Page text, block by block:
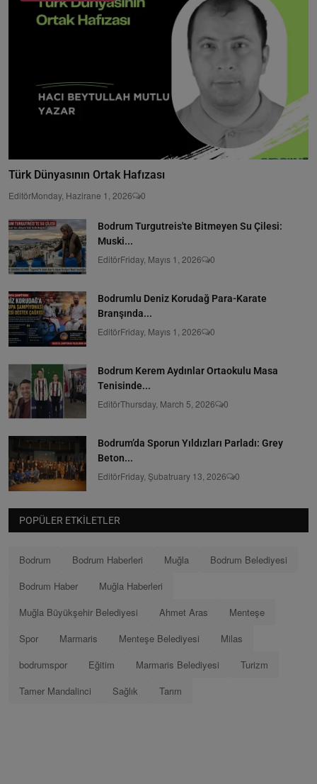
Türk Dünyasının Ortak Hafızası
EditörMonday, Hazirane 1, 2026 0
Bodrum Turgutreis'te Bitmeyen Su Çilesi:
Muski...
EditörFriday, Mayıs 1, 2026 0
Bodrumlu Deniz Korudağ Para-Karate
Branşında...
EditörFriday, Mayıs 1, 2026 0
Bodrum Kerem Aydınlar Ortaokulu Masa
Tenisinde...
EditörThursday, March 5, 2026 0
Bodrum’da Sporun Yıldızları Parladı: Grey
Beton...
EditörFriday, Şubatruary 13, 2026 0
POPÜLER ETKILETLER
Bodrum Bodrum Haberleri Muğla
Bodrum Belediyesi
Bodrum Haber
Muğla Haberleri
Muğla Büyükşehir Belediyesi
Ahmet Aras
Menteşe
Spor
Marmaris Menteşe Belediyesi
Milas
bodrumspor
Eğitim Marmaris Belediyesi
Turizm
Tamer Mandalinci
Sağlık Tarım